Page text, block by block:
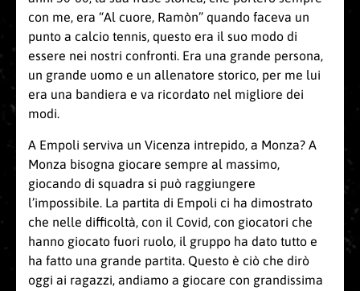
con me, era “Al cuore, Ramòn” quando faceva un
punto a calcio tennis, questo era il suo modo di
essere nei nostri confronti. Era una grande persona,
un grande uomo e un allenatore storico, per me lui
era una bandiera e va ricordato nel migliore dei
modi.
A Empoli serviva un Vicenza intrepido, a Monza? A
Monza bisogna giocare sempre al massimo,
giocando di squadra si può raggiungere
l’impossibile. La partita di Empoli ci ha dimostrato
che nelle difficoltà, con il Covid, con giocatori che
hanno giocato fuori ruolo, il gruppo ha dato tutto e
ha fatto una grande partita. Questo è ciò che dirò
oggi ai ragazzi, andiamo a giocare con grandissima